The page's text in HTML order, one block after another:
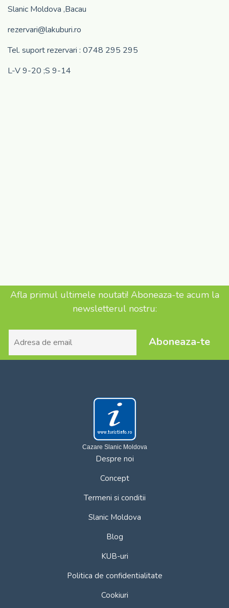
Slanic Moldova ,Bacau
rezervari@lakuburi.ro
Tel. suport rezervari : 0748 295 295
L-V 9-20 ;S 9-14
Afla primul ultimele noutati! Aboneaza-te acum la
newsletterul nostru:
Aboneaza-te
Cazare Slanic Moldova
Despre noi
Concept
Termeni si conditii
Slanic Moldova
Blog
KUB-uri
Politica de confidentialitate
Cookiuri